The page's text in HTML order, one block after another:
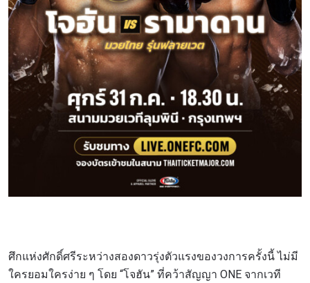
ศึกแห่งศักดิ์ศรีระหว่างสองดาวรุ่งตัวแรงของวงการครั้งนี้ ไม่มี
ใครยอมใครง่าย ๆ โดย “โจฮัน” ที่คว้าสัญญา ONE จากเวที